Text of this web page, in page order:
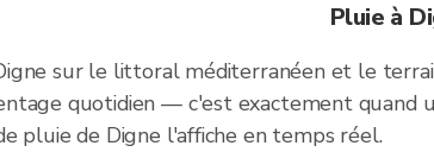
Pluie à
sur le littoral méditerranéen et le
quotidien — c'est exactement quand
pluie de Digne l'affiche en temps réel.